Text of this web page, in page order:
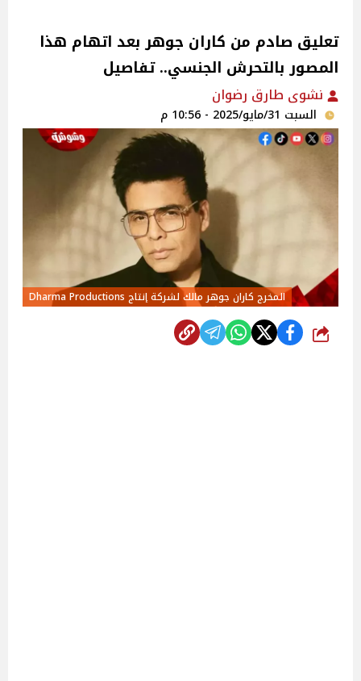
تعليق صادم من كاران جوهر بعد اتهام هذا
المصور بالتحرش الجنسي.. تفاصيل
نشوى طارق رضوان
السبت 31/مايو/2025 - 10:56 م
المخرج كاران جوهر مالك لشركة إنتاج Dharma Productions
شارك